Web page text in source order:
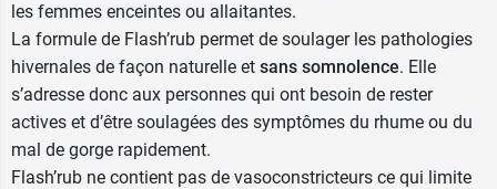
les femmes enceintes ou allaitantes.
La formule de Flash’rub permet de soulager les pathologies
hivernales de façon naturelle et sans somnolence. Elle
s’adresse donc aux personnes qui ont besoin de rester
actives et d’être soulagées des symptômes du rhume ou du
mal de gorge rapidement.
Flash’rub ne contient pas de vasoconstricteurs ce qui limite